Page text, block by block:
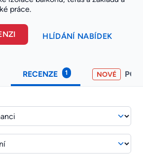
práce.
HLÍDÁNÍ NABÍDEK
RECENZE 1 NOVÉ